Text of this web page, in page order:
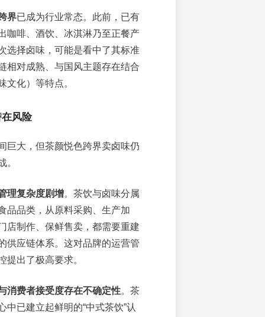
界已成为行业常态。此前，已有
咖啡、酒饮、冰淇淋乃至正餐产
选择卤味，可能是看中了其标准
相对成熟、与国风主题存在结合
文化）等特点。
风险
巨大，但茶颜悦色跨界卖卤味仍
。
理复杂度剧增。茶饮与卤味分属
品品类，从原料采购、生产加
店制作、保鲜售卖，都需要重建
供应链体系。这对品牌的运营管
提出了极高要求。
消费者接受度存在不确定性。茶
中已建立起鲜明的“中式茶饮”认